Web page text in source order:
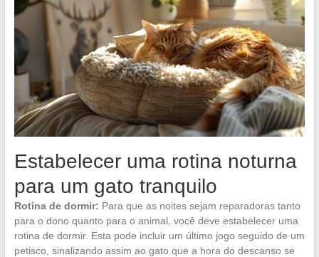
Estabelecer uma rotina noturna
para um gato tranquilo
Rotina de dormir: Para que as noites sejam reparadoras tanto
para o dono quanto para o animal, você deve estabelecer uma
rotina de dormir. Esta pode incluir um último jogo seguido de um
petisco, sinalizando assim ao gato que a hora do descanso se